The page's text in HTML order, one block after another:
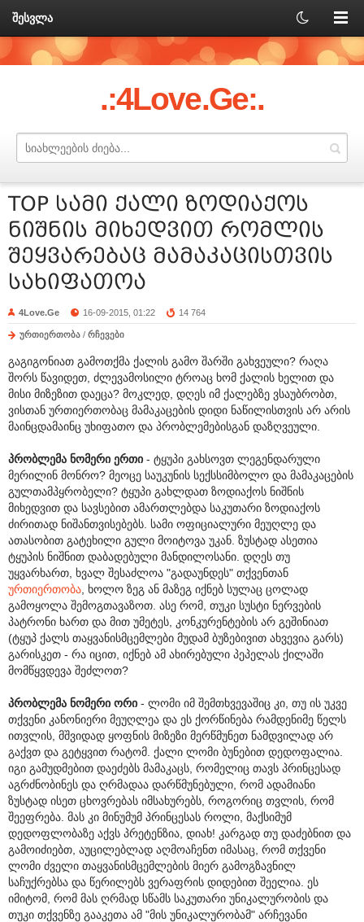
შესვლა
.:4Love.Ge:.
TOP სამი ქალი ზოდიაქოს
ნიშნის მიხედვით რომლის
შეყვარებაც მამაკაცისთვის
სახიფათოა
4Love.Ge 16-09-2015, 01:22 14 764
ურთიერთობა / რჩევები
გაგიგონიათ გამოთქმა ქალის გამო შარში გახვეული? რაღა
შორს წავიდეთ, ძლევამოსილი ტროაც ხომ ქალის ხელით და
მისი მიზეზით დაეცა? მოკლედ, დღეს იმ ქალებზე ვსაუბრობთ,
ვისთან ურთიერთობაც მამაკაცების დიდი ნაწილისთვის არ არის
მაინცდამაინც უხიფათო და პრობლემებისგან დაზღვეული.
პრობლემა ნომერი ერთი - ტყუპი გახსოვთ ლეგენდარული
მერილინ მონრო? მეოცე საუკუნის სექსსიმბოლო და მამაკაცების
გულთამპყრობელი? ტყუპი გახლდათ ზოდიაქოს ნიშნის
მიხედვით და სავსებით ამართლებდა საკუთარი ზოდიაქოს
ძირითად ნიშანთვისებებს. სამი ოფიციალური მეუღლე და
ათასობით გატეხილი გული მოიტოვა უკან. ზუსტად ასეთია
ტყუპის ნიშნით დაბადებული მანდილოსანი. დღეს თუ
უყვარხართ, ხვალ შესაძლოა "გადაუნდეს" თქვენთან
ურთიერთობა , ხოლო ზეგ ან მაზეგ იქნებ სულაც ცოლად
გამოყოლა შემოგთავაზოთ. ასე რომ, თუკი სუსტი ნერვების
პატრონი ხართ და მით უმეტეს, კონკურენტების არ გეშინიათ
(ტყუპ ქალს თაყვანისმცემლები მუდამ ბუზებივით ახვევია გარს)
გარისკეთ - რა იცით, იქნებ ამ ახირებული პეპელას ქილაში
მომწყვდევა შეძლოთ?
პრობლემა ნომერი ორი - ლომი იმ შემთხვევაშიც კი, თუ ის უკვე
თქვენი კანონიერი მეუღლეა და ეს ქორწინება რამდენიმე წელს
ითვლის, მშვიდად ყოფნის მიზეზი მერწმუნეთ ნამდვილად არ
გაქვთ და გეტყვით რატომ. ქალი ლომი ბუნებით დედოფალია.
იგი გამუდმებით დაეძებს მამაკაცს, რომელიც თავს პრინცესად
აგრძნობინეს და ღრმადაა დარწმუნებული, რომ ადამიანი
ზუსტად ისეთ ცხოვრებას იმსახურებს, როგორიც თვლის, რომ
შეეფრება. მას კი მინუმუმ პრინცესას როლი, მაქსიმუმ
დედოფლობაზე აქვს პრეტენზია, დიახ! კარგად თუ დაძებნით და
გამოიძიებთ, აუცილებლად აღმოაჩენთ იმასაც, რომ თქვენი
ლომი ძველი თაყვანისმცემლების მიერ გამოგზავნილ
საჩუქრებსა და წერილებს ვერაფრის დიდებით შეელია. ეს
იმიტომ, რომ მას ღრმად სწამს საკუთარი უნიკალურობის და
თუკი თქვენზე გააკეთა ამ "მის უნიკალურობამ" არჩევანი